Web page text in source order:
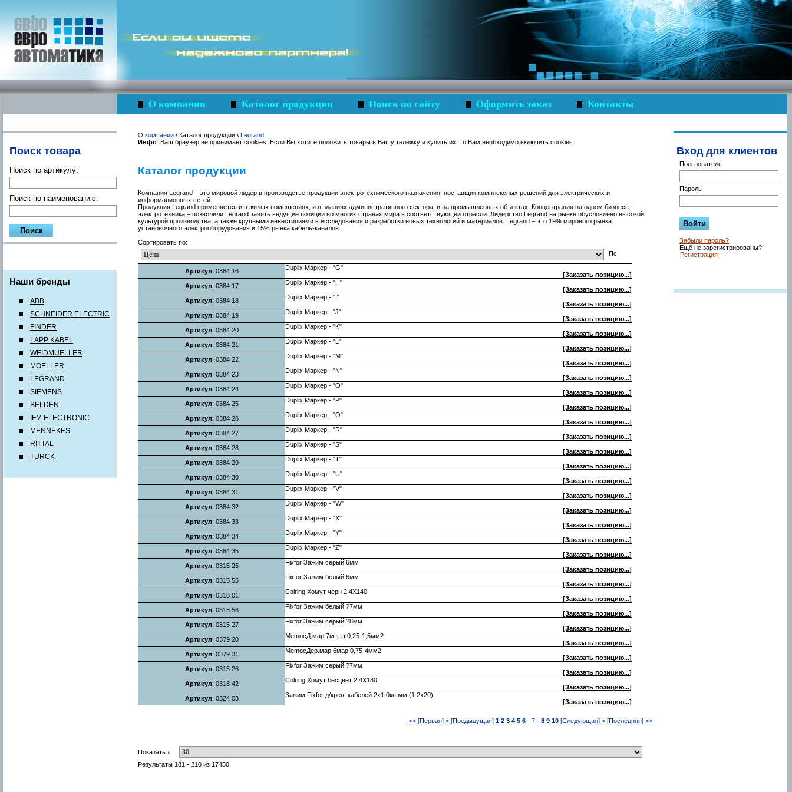
Поиск товара
Поиск по артикулу:
Поиск по наименованию:
Наши бренды
ABB
SCHNEIDER ELECTRIC
FINDER
LAPP KABEL
WEIDMUELLER
MOELLER
LEGRAND
SIEMENS
BELDEN
IFM ELECTRONIC
MENNEKES
RITTAL
TURCK
О компании Каталог продукции Поиск по сайту Оформить заказ Контакты
О компании \ Каталог продукции \ Legrand
Инфо: Ваш браузер не принимает cookies. Если Вы хотите положить товары в Вашу тележку и купить их, то Вам необходимо включить cookies.
Каталог продукции
Компания Legrand – это мировой лидер в производстве продукции электротехнического назначения, поставщик комплексных решений для электрических и
информационных сетей.
Продукция Legrand применяется и в жилых помещениях, и в зданиях административного сектора, и на промышленных объектах. Концентрация на одном бизнесе –
электротехника – позволили Legrand занять ведущие позиции во многих странах мира в соответствующей отрасли. Лидерство Legrand на рынке обусловлено высокой
культурой производства, а также крупными инвестициями в исследования и разработки новых технологий и материалов. Legrand – это 19% мирового рынка
установочного электрооборудования и 15% рынка кабель-каналов.
Сортировать по:
Артикул: 0384 16
Duplix Маркер - "G"
[Заказать позицию...]
Артикул: 0384 17
Duplix Маркер - "H"
[Заказать позицию...]
Артикул: 0384 18
Duplix Маркер - "I"
[Заказать позицию...]
Артикул: 0384 19
Duplix Маркер - "J"
[Заказать позицию...]
Артикул: 0384 20
Duplix Маркер - "K"
[Заказать позицию...]
Артикул: 0384 21
Duplix Маркер - "L"
[Заказать позицию...]
Артикул: 0384 22
Duplix Маркер - "M"
[Заказать позицию...]
Артикул: 0384 23
Duplix Маркер - "N"
[Заказать позицию...]
Артикул: 0384 24
Duplix Маркер - "O"
[Заказать позицию...]
Артикул: 0384 25
Duplix Маркер - "P"
[Заказать позицию...]
Артикул: 0384 26
Duplix Маркер - "Q"
[Заказать позицию...]
Артикул: 0384 27
Duplix Маркер - "R"
[Заказать позицию...]
Артикул: 0384 28
Duplix Маркер - "S"
[Заказать позицию...]
Артикул: 0384 29
Duplix Маркер - "T"
[Заказать позицию...]
Артикул: 0384 30
Duplix Маркер - "U"
[Заказать позицию...]
Артикул: 0384 31
Duplix Маркер - "V"
[Заказать позицию...]
Артикул: 0384 32
Duplix Маркер - "W"
[Заказать позицию...]
Артикул: 0384 33
Duplix Маркер - "X"
[Заказать позицию...]
Артикул: 0384 34
Duplix Маркер - "Y"
[Заказать позицию...]
Артикул: 0384 35
Duplix Маркер - "Z"
[Заказать позицию...]
Артикул: 0315 25
Fixfor Зажим серый 6мм
[Заказать позицию...]
Артикул: 0315 55
Fixfor Зажим белый 6мм
[Заказать позицию...]
Артикул: 0318 01
Colring Хомут черн 2,4X140
[Заказать позицию...]
Артикул: 0315 56
Fixfor Зажим белый ?7мм
[Заказать позицию...]
Артикул: 0315 27
Fixfor Зажим серый ?8мм
[Заказать позицию...]
Артикул: 0379 20
MemocД.мар.7м.+эт.0,25-1,5мм2
[Заказать позицию...]
Артикул: 0379 31
MemocДер.мар.6мар.0,75-4мм2
[Заказать позицию...]
Артикул: 0315 26
Fixfor Зажим серый ?7мм
[Заказать позицию...]
Артикул: 0318 42
Colring Хомут бесцвет 2,4X180
[Заказать позицию...]
Артикул: 0324 03
Зажим Fixfor д/креп. кабелей 2х1.0кв.мм (1.2х20)
[Заказать позицию...]
<< [Первая] < [Предыдущая] 1 2 3 4 5 6 7 8 9 10 [Следующая] > [Последняя] >>
Показать #
Результаты 181 - 210 из 17450
Вход для клиентов
Пользователь
Пароль
Забыли пароль?
Ещё не зарегистрированы?
Регистрация